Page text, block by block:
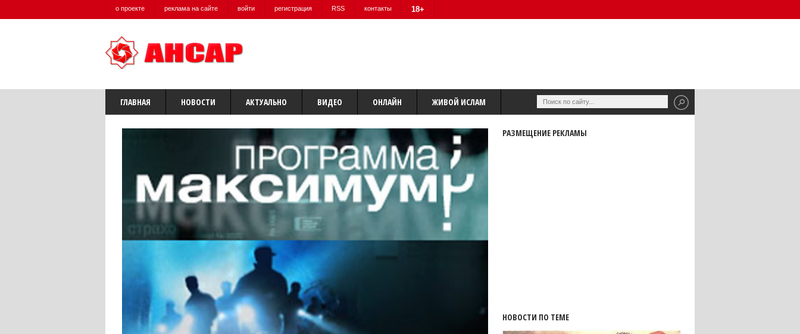
о проекте реклама на сайте войти регистрация RSS контакты 18+
ГЛАВНАЯ НОВОСТИ АКТУАЛЬНО ВИДЕО ОНЛАЙН ЖИВОЙ ИСЛАМ
РАЗМЕЩЕНИЕ РЕКЛАМЫ
НОВОСТИ ПО ТЕМЕ